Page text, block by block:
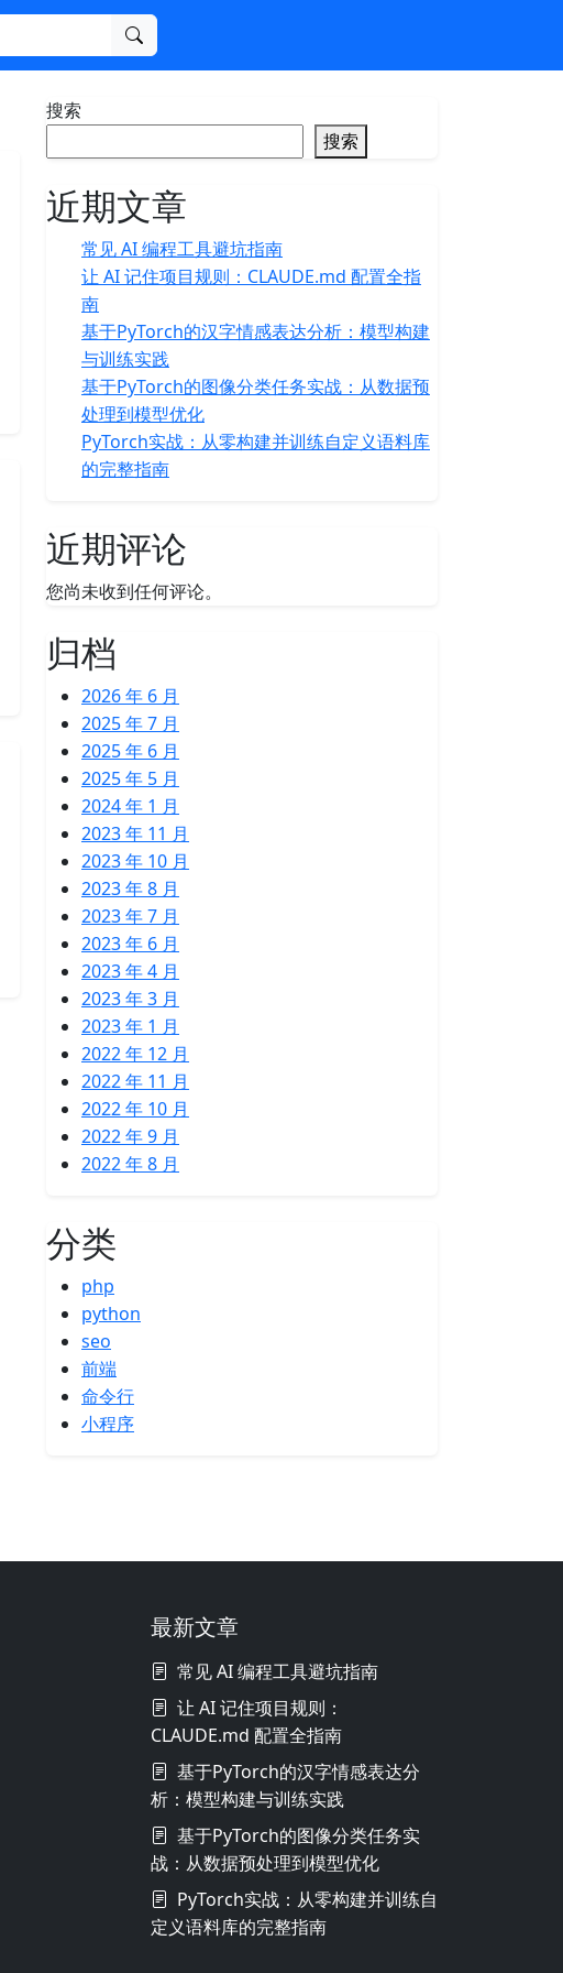
搜索
搜索
搜索
近期文章
常见 AI 编程工具避坑指南
让 AI 记住项目规则：CLAUDE.md 配置全指
南
基于PyTorch的汉字情感表达分析：模型构建
与训练实践
基于PyTorch的图像分类任务实战：从数据预
处理到模型优化
PyTorch实战：从零构建并训练自定义语料库
的完整指南
近期评论
您尚未收到任何评论。
归档
2026 年 6 月
2025 年 7 月
2025 年 6 月
2025 年 5 月
2024 年 1 月
2023 年 11 月
2023 年 10 月
2023 年 8 月
2023 年 7 月
2023 年 6 月
2023 年 4 月
2023 年 3 月
2023 年 1 月
2022 年 12 月
2022 年 11 月
2022 年 10 月
2022 年 9 月
2022 年 8 月
分类
php
python
seo
前端
命令行
小程序
最新文章
常见 AI 编程工具避坑指南
让 AI 记住项目规则：
CLAUDE.md 配置全指南
基于PyTorch的汉字情感表达分
析：模型构建与训练实践
基于PyTorch的图像分类任务实
战：从数据预处理到模型优化
PyTorch实战：从零构建并训练自
定义语料库的完整指南